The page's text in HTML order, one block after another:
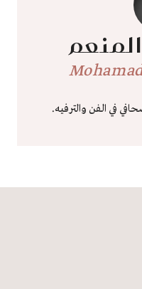
في الفن والترفيه.